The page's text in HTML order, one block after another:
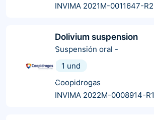
INVIMA 2021M-0011647-R2
Dolivium suspension
Suspensión oral -
1 und
Coopidrogas
INVIMA 2022M-0008914-R1